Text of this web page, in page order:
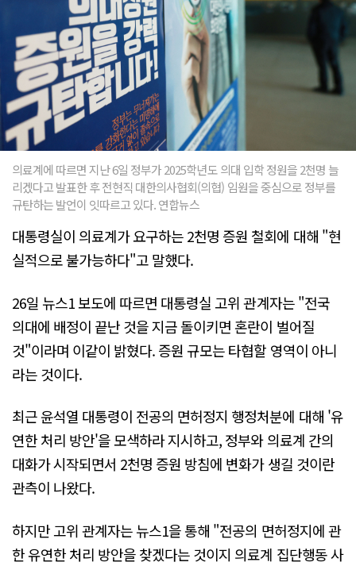
의료계에 따르면 지난 6일 정부가 2025학년도 의대 입학 정원을 2천명 늘
리겠다고 발표한 후 전현직 대한의사협회(의협) 임원을 중심으로 정부를
규탄하는 발언이 잇따르고 있다. 연합뉴스
대통령실이 의료계가 요구하는 2천명 증원 철회에 대해 "현
실적으로 불가능하다"고 말했다.
26일 뉴스1 보도에 따르면 대통령실 고위 관계자는 "전국
의대에 배정이 끝난 것을 지금 돌이키면 혼란이 벌어질
것"이라며 이같이 밝혔다. 증원 규모는 타협할 영역이 아니
라는 것이다.
최근 윤석열 대통령이 전공의 면허정지 행정처분에 대해 '유
연한 처리 방안'을 모색하라 지시하고, 정부와 의료계 간의
대화가 시작되면서 2천명 증원 방침에 변화가 생길 것이란
관측이 나왔다.
하지만 고위 관계자는 뉴스1을 통해 "전공의 면허정지에 관
한 유연한 처리 방안을 찾겠다는 것이지 의료계 집단행동 사